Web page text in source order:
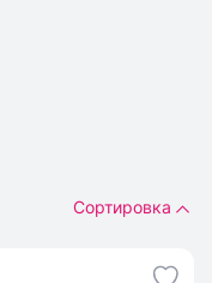
Сортировка